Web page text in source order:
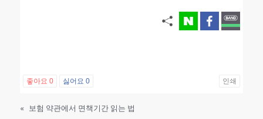
좋아요 0 싫어요 0 인쇄
« 보험 약관에서 면책기간 읽는 법